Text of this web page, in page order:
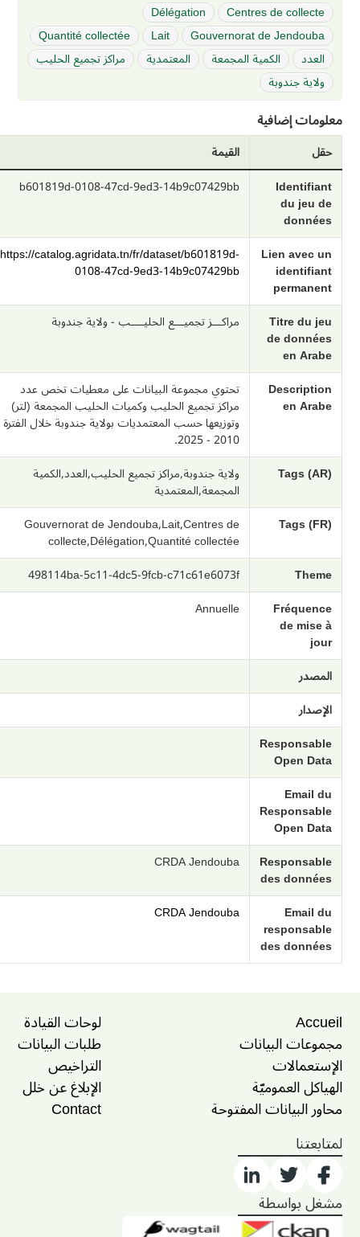
Centres de collecte
Délégation
Gouvernorat de Jendouba
Lait
Quantité collectée
العدد
الكمية المجمعة المعتمدية
مراكز تجميع الحليب
ولاية جندوبة
معلومات إضافية
حقل
القيمة
Identifiant
du jeu de
données
b601819d-0108-47cd-9ed3-14b9c07429bb
Lien avec un
identifiant
permanent
https://catalog.agridata.tn/fr/dataset/b601819d-
0108-47cd-9ed3-14b9c07429bb
Titre du jeu
de données
en Arabe
مراكـــز تجميـــع الحليــــب - ولاية جندوبة
Description
en Arabe
تحتوي مجموعة البيانات على معطيات تخص عدد
مراكز تجميع الحليب وكميات الحليب المجمعة (لتر)
وتوزيعها حسب المعتمديات بولاية جندوبة خلال الفترة
2010 - 2025.
Tags (AR)
ولاية جندوبة,مراكز تجميع الحليب,العدد,الكمية
المجمعة,المعتمدية
Tags (FR)
Gouvernorat de Jendouba,Lait,Centres de
collecte,Délégation,Quantité collectée
Theme
498114ba-5c11-4dc5-9fcb-c71c61e6073f
Fréquence
de mise à
jour
Annuelle
المصدر
الإصدار
Responsable
Open Data
Email du
Responsable
Open Data
Responsable
des données
CRDA Jendouba
Email du
responsable
des données
CRDA Jendouba
Accueil
مجموعات البيانات
الإستعمالات
الهياكل العموميّة
محاور البيانات المفتوحة
لوحات القيادة
طلبات البيانات
التراخيص
الإبلاغ عن خلل
Contact
لمتابعتنا
مشغل بواسطة